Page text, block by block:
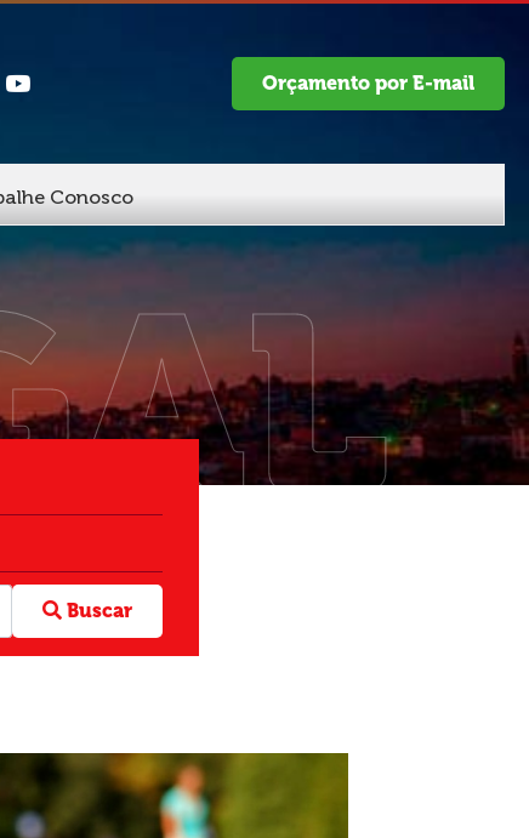
Orçamento por E-mail
Conosco
Buscar